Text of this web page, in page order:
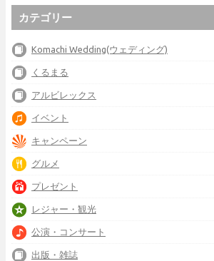
カテゴリー
Komachi Wedding(ウェディング)
くるまる
アルビレックス
イベント
キャンペーン
グルメ
プレゼント
レジャー・観光
公演・コンサート
出版・雑誌